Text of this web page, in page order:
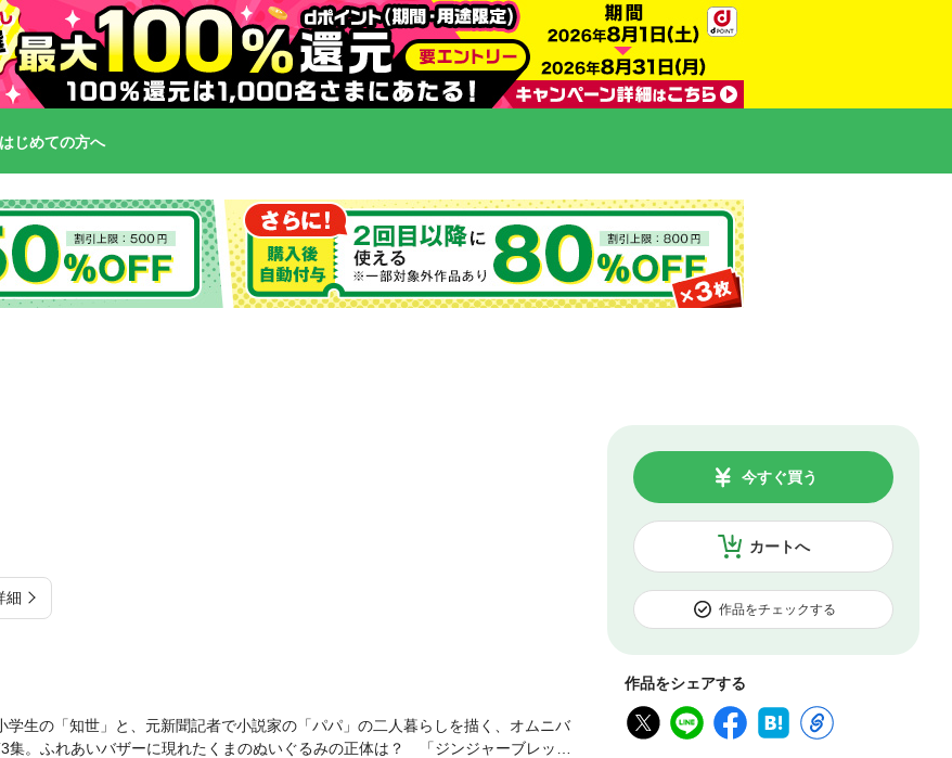
はじめての方へ
細
カートへ
今すぐ買う
作品をチェックする
作品をシェアする
学生の「知世」と、元新聞記者で小説家の「パパ」の二人暮らしを描く、オムニバ
集。ふれあいバザーに現れたくまのぬいぐるみの正体は？ 「ジンジャーブレッド